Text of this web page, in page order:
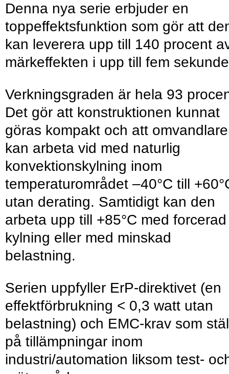
Denna nya serie erbjuder en
toppeffektsfunktion som gör att
kan leverera upp till 140 procent
märkeffekten i upp till fem
Verkningsgraden är hela 93
Det gör att konstruktionen kunnat
göras kompakt och att
kan arbeta vid med naturlig
konvektionskylning inom
temperaturområdet –40°C till
utan derating. Samtidigt kan den
arbeta upp till +85°C med forcerad
kylning eller med minskad
belastning.
Serien uppfyller ErP-direktivet (en
effektförbrukning < 0,3 watt utan
belastning) och EMC-krav som
på tillämpningar inom
industri/automation liksom test-